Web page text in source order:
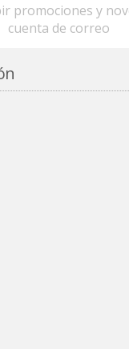
promociones y
cuenta de correo